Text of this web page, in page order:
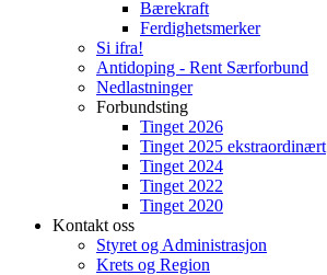
Bærekraft
Ferdighetsmerker
Si ifra!
Antidoping - Rent Særforbund
Nedlastninger
Forbundsting
Tinget 2026
Tinget 2025 ekstraordinært
Tinget 2024
Tinget 2022
Tinget 2020
Kontakt oss
Styret og Administrasjon
Krets og Region